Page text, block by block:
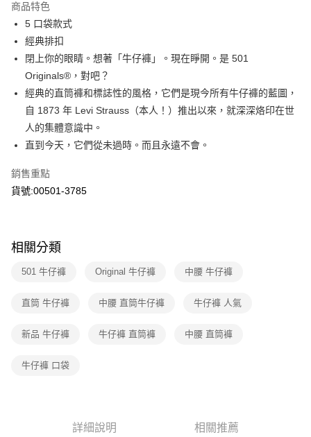
合作金庫商業銀行
華南商業銀行
上海商業儲蓄銀行
國泰世華商業銀行
兆豐國際商業銀行
臺灣中小企業銀行
匯豐（台灣）商業銀行
華泰商業銀行
聯邦商業銀行
遠東國際商業銀行
元大商業銀行
永豐商業銀行
玉山商業銀行
台新國際商業銀行
中國信託商業銀行
6 期 0 利率 每期
華南商業銀行
上海商業儲蓄銀行
台北富邦商業銀行
國泰世華商業銀行
臺灣中小企業銀行
台中商業銀行
匯豐（台灣）商業銀行
華泰商業銀行
聯邦商業銀行
元大商業銀行
玉山商業銀行
星展（台灣）商業銀行
台灣樂天信用卡公司
超商取貨付款
LINE Pay
Apple Pay
街口支付
悠遊付
大哥付你分期
2.付款方式選擇「大哥付你分期」，訂單成立後會自動跳轉到大哥付的交易
成交易。
4.訂單成立30分鐘內，如未前往確認交易或遇審核未通過，訂單將自動取
【繳款方式說明】
醒簡訊。
1.本服務係由「台灣大哥大股份有限公司」（以下簡稱本公司）所提供，讓
運送方式
全家取貨付款
付款後全家取貨
每筆NT$70，滿NT$1,000(含以上)免運費
每筆NT$70，滿NT$1,000(含以上)免運費
商品特色
5 口袋款式
經典排扣
閉上你的眼睛。想著「牛仔褲」。現在睜開。是 501
Originals®，對吧？
經典的直筒褲和標誌性的風格，它們是現今所有牛仔褲的藍圖，
自 1873 年 Levi Strauss（本人！）推出以來，就深深烙印在世
人的集體意識中。
直到今天，它們從未過時。而且永遠不會。
銷售重點
貨號:00501-3785
相關分類
501 牛仔褲 Original 牛仔褲 中腰 牛仔褲
直筒 牛仔褲 中腰 直筒牛仔褲 牛仔褲 人氣
新品 牛仔褲 牛仔褲 直筒褲 中腰 直筒褲
牛仔褲 口袋
詳細說明 相關推薦